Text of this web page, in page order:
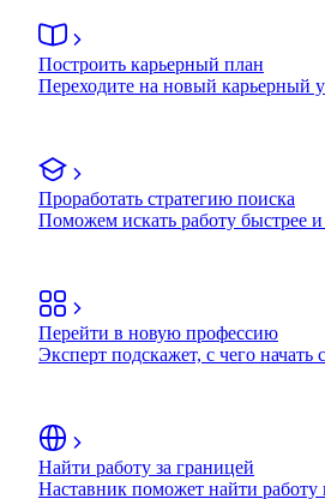
Построить карьерный план
Переходите на новый карьерный
Проработать стратегию поиска
Поможем искать работу быстрее
Перейти в новую профессию
Эксперт подскажет, с чего начать
Найти работу за границей
Наставник поможет найти